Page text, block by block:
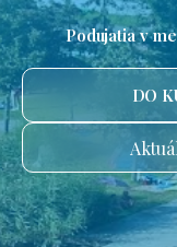
Podujatia v
DO